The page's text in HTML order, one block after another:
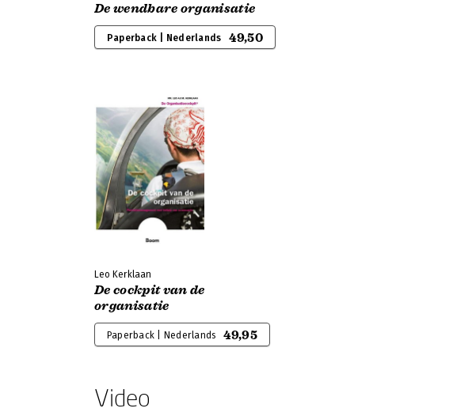
De wendbare organisatie
Paperback | Nederlands 49,50
Leo Kerklaan
De cockpit van de
organisatie
Paperback | Nederlands 49,95
Video